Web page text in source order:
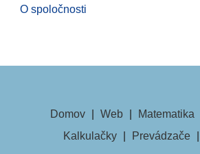
O spoločnosti
Domov Web Matematika
Kalkulačky
Prevádzače